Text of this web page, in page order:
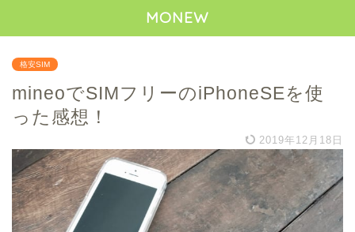
MONEW
格安SIM
mineoでSIMフリーのiPhoneSEを使
った感想！
2019年12月18日